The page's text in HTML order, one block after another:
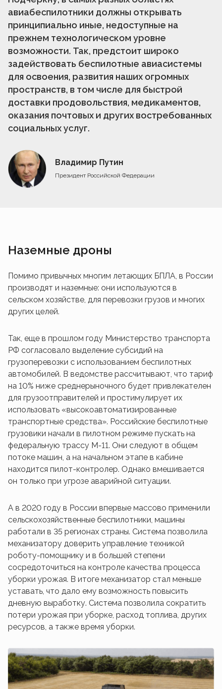
авиабеспилотники должны открывать
принципиально иные, недоступные на
прежнем технологическом уровне
возможности. Так, предстоит широко
задействовать беспилотные авиасистемы
для освоения, развития наших огромных
пространств, в том числе для быстрой
доставки продовольствия, медикаментов,
оказания почтовых и других востребованных
социальных услуг.
Владимир Путин
Президент Российской Федерации
Наземные дроны
Помимо привычных многим летающих БПЛА, в России
производят и наземные: они используются в
сельском хозяйстве, для перевозки грузов и многих
других целей.
Так, еще в прошлом году Министерство транспорта
РФ согласовало выделение субсидий на
грузоперевозки с использованием беспилотных
автомобилей. В ведомстве рассчитывают, что тариф
на 10% ниже среднерыночного будет привлекателен
для грузоотправителей и простимулирует их
использовать «высокоавтоматизированные
транспортные средства». Российские беспилотные
грузовики начали в пилотном режиме пускать на
федеральную трассу М-11. Они следуют в общем
потоке машин, а на начальном этапе в кабине
находится пилот-контролер. Однако вмешивается
он только при угрозе аварийной ситуации.
А в 2020 году в России впервые массово применили
сельскохозяйственные беспилотники, машины
работали в 35 регионах страны. Система позволила
механизатору доверить управление техникой
роботу-помощнику и в большей степени
сосредоточиться на контроле качества процесса
уборки урожая. В итоге механизатор стал меньше
уставать, что дало ему возможность повысить
дневную выработку. Система позволила сократить
потери урожая при уборке, расход топлива, других
ресурсов, а также время уборки.